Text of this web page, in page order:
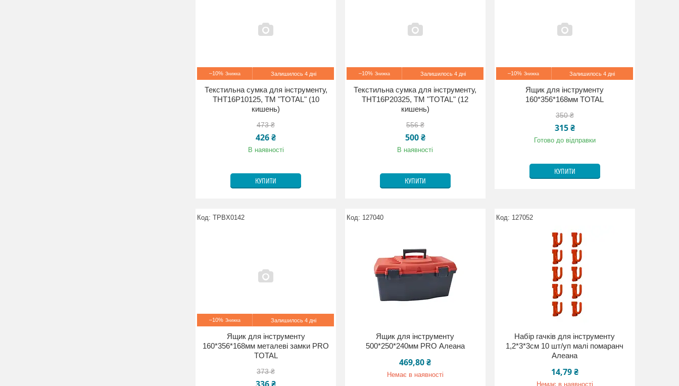
–10% Залишилось 4 дні
Текстильна сумка для інструменту,
THT16P10125, TM "TOTAL" (10
кишень)
473 ₴
426 ₴
В наявності
КУПИТИ
–10% Залишилось 4 дні
Текстильна сумка для інструменту,
THT16P20325, TM "TOTAL" (12
кишень)
556 ₴
500 ₴
В наявності
КУПИТИ
–10% Залишилось 4 дні
Ящик для інструменту
160*356*168мм TOTAL
350 ₴
315 ₴
Готово до відправки
КУПИТИ
TPBX0142
–10% Залишилось 4 дні
Ящик для інструменту
160*356*168мм металеві замки PRO
TOTAL
373 ₴
127040
Ящик для інструменту
500*250*240мм PRO Алеана
469,80 ₴
Немає в наявності
127052
Набір гачків для інструменту
1,2*3*3см 10 шт/уп малі помаранч
Алеана
14,79 ₴
Немає в наявності